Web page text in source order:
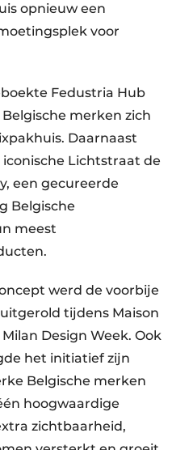
opnieuw een
voor
Fedustria Hub
merken zich
Daarnaast
Lichtstraat de
een gecureerde
Belgische
meest
werd de voorbije
tijdens Maison
Design Week. Ook
het initiatief zijn
Belgische merken
hoogwaardige
zichtbaarheid,